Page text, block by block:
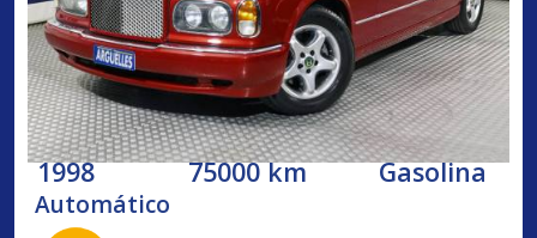
1998 75000 km Gasolina
Automático